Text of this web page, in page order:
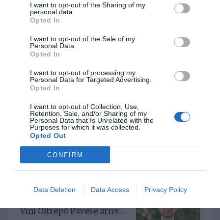
I want to opt-out of the Sharing of my
personal data.
Opted In
I want to opt-out of the Sale of my
Personal Data.
Opted In
I want to opt-out of processing my
Personal Data for Targeted Advertising.
Opted In
I want to opt-out of Collection, Use,
Retention, Sale, and/or Sharing of my
Personal Data that Is Unrelated with the
Purposes for which it was collected.
Opted Out
CONFIRM
Data Deletion Data Access Privacy Policy
Un nuovo Cda per Demeter
con la riconferma del
presidente Enrico Amico
Il Gruppo ARGEA
acquisisce WinesU con
l'obiettivo di rafforzare il
posizionamento negli Stati
LUN 24 FEBBRAIO 2025
Vini Oltrepò Pavese arriva